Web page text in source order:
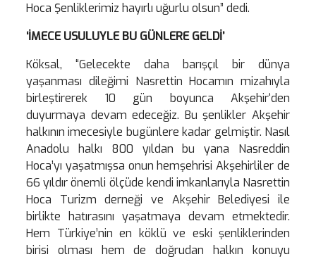
Hoca Şenliklerimiz hayırlı uğurlu olsun” dedi.
‘İMECE USULUYLE BU GÜNLERE GELDİ’
Köksal, “Gelecekte daha barışçıl bir dünya
yaşanması dileğimi Nasrettin Hocamın mizahıyla
birleştirerek 10 gün boyunca Akşehir‘den
duyurmaya devam edeceğiz. Bu şenlikler Akşehir
halkının imecesiyle bugünlere kadar gelmiştir. Nasıl
Anadolu halkı 800 yıldan bu yana Nasreddin
Hoca’yı yaşatmışsa onun hemşehrisi Akşehirliler de
66 yıldır önemli ölçüde kendi imkanlarıyla Nasrettin
Hoca Turizm derneği ve Akşehir Belediyesi ile
birlikte hatırasını yaşatmaya devam etmektedir.
Hem Türkiye’nin en köklü ve eski şenliklerinden
birisi olması hem de doğrudan halkın konuyu